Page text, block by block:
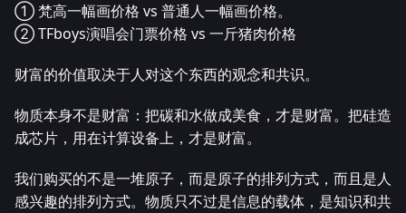
① 梵高一幅画价格 vs 普通人一幅画价格。
② TFboys演唱会门票价格 vs 一斤猪肉价格
财富的价值取决于人对这个东西的观念和共识。
物质本身不是财富：把碳和水做成美食，才是财富。把硅造
成芯片，用在计算设备上，才是财富。
我们购买的不是一堆原子，而是原子的排列方式，而且是人
感兴趣的排列方式。物质只不过是信息的载体，是知识和共